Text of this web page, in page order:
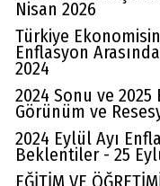
Nisan 2026
Türkiye
Enflasyon
2024
2024 Sonu ve
Görünüm ve
2024 Eylül Ayı
Beklentiler - 25
EĞİTİM VE